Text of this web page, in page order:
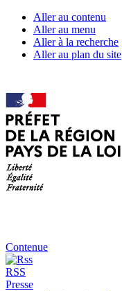
Aller au contenu
Aller au menu
Aller à la recherche
Aller au plan du site
Contenue
RSS
Presse